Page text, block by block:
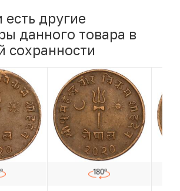
есть другие
данного товара в
сохранности